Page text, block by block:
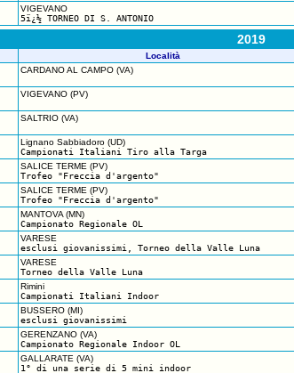
VIGEVANO
5ï¿½ TORNEO DI S. ANTONIO
2019
Località
CARDANO AL CAMPO (VA)
VIGEVANO (PV)
SALTRIO (VA)
Lignano Sabbiadoro (UD)
Campionati Italiani Tiro alla Targa
SALICE TERME (PV)
Trofeo "Freccia d'argento"
SALICE TERME (PV)
Trofeo "Freccia d'argento"
MANTOVA (MN)
Campionato Regionale OL
VARESE
esclusi giovanissimi, Torneo della Valle Luna
VARESE
Torneo della Valle Luna
Rimini
Campionati Italiani Indoor
BUSSERO (MI)
esclusi giovanissimi
GERENZANO (VA)
Campionato Regionale Indoor OL
GALLARATE (VA)
1° di una serie di 5 mini indoor